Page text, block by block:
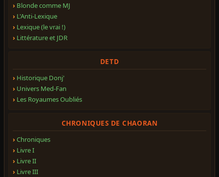
Blonde comme MJ
L'Anti-Lexique
Lexique (le vrai !)
Littérature et JDR
DETD
Historique Donj'
Univers Med-Fan
Les Royaumes Oubliés
CHRONIQUES DE CHAORAN
Chroniques
Livre I
Livre II
Livre III